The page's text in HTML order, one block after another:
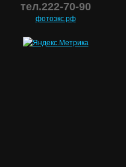
тел.222-70-90
фотоэкс.рф